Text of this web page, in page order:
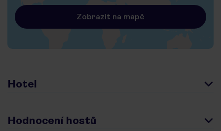
Zobrazit na mapě
Hotel
Hodnocení hostů